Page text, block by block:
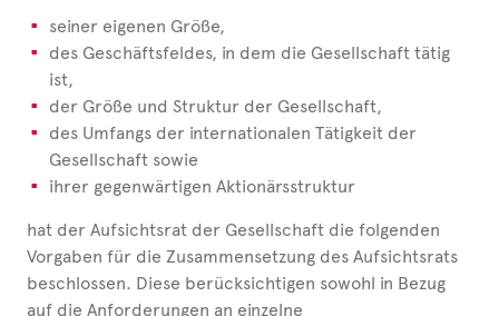
seiner eigenen Größe,
des Geschäftsfeldes, in dem die Gesellschaft tätig
ist,
der Größe und Struktur der Gesellschaft,
des Umfangs der internationalen Tätigkeit der
Gesellschaft sowie
ihrer gegenwärtigen Aktionärsstruktur
hat der Aufsichtsrat der Gesellschaft die folgenden
Vorgaben für die Zusammensetzung des Aufsichtsrats
beschlossen. Diese berücksichtigen sowohl in Bezug
auf die Anforderungen an einzelne